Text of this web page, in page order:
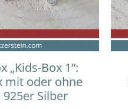
„Kids-Box 1“:
mit oder ohne
Silber